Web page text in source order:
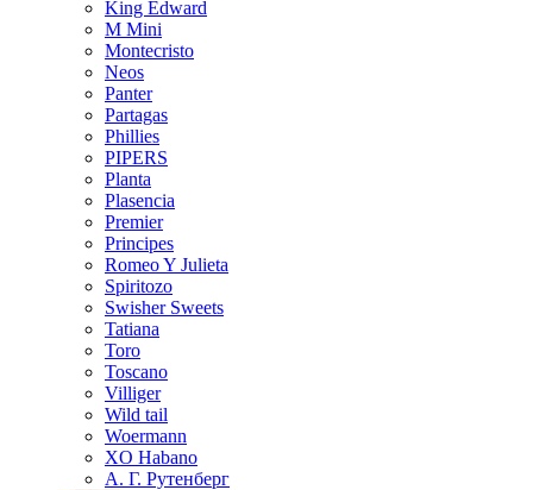
King Edward
M Mini
Montecristo
Neos
Panter
Partagas
Phillies
PIPERS
Planta
Plasencia
Premier
Principes
Romeo Y Julieta
Spiritozo
Swisher Sweets
Tatiana
Toro
Toscano
Villiger
Wild tail
Woermann
XO Habano
А. Г. Рутенберг